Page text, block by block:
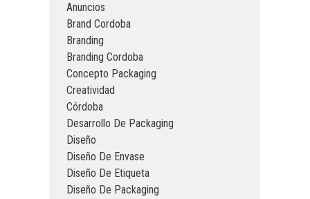
Anuncios
Brand Cordoba
Branding
Branding Cordoba
Concepto Packaging
Creatividad
Córdoba
Desarrollo De Packaging
Diseño
Diseño De Envase
Diseño De Etiqueta
Diseño De Packaging